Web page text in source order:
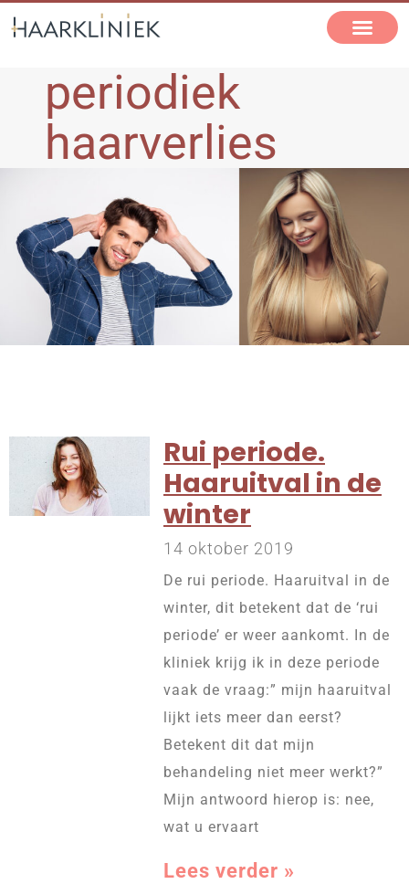
periodiek
haarverlies
Rui periode.
Haaruitval in de
winter
14 oktober 2019
De rui periode. Haaruitval in de
winter, dit betekent dat de ‘rui
periode’ er weer aankomt. In de
kliniek krijg ik in deze periode
vaak de vraag:” mijn haaruitval
lijkt iets meer dan eerst?
Betekent dit dat mijn
behandeling niet meer werkt?”
Mijn antwoord hierop is: nee,
wat u ervaart
Lees verder »